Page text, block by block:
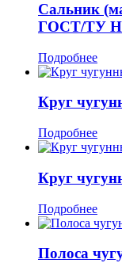
Сальник
ГОСТ/ТУ
Подробнее
Круг
Подробнее
Круг
Подробнее
Полоса